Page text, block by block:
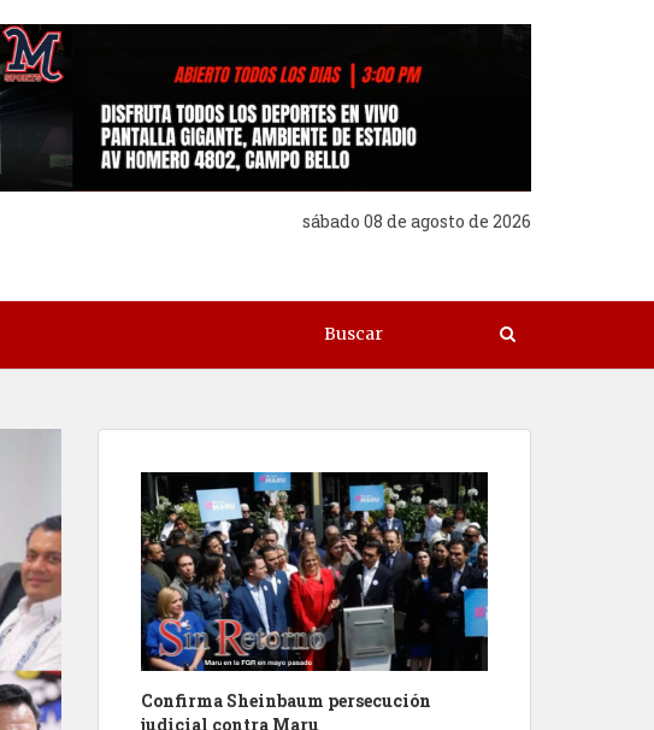
sábado 08 de agosto de 2026
Confirma Sheinbaum persecución
judicial contra Maru